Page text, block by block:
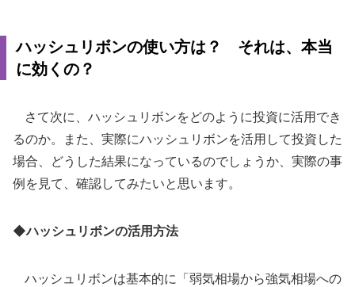
ハッシュリボンの使い方は？ それは、本当
に効くの？
さて次に、ハッシュリボンをどのように投資に活用でき
るのか。また、実際にハッシュリボンを活用して投資した
場合、どうした結果になっているのでしょうか、実際の事
例を見て、確認してみたいと思います。
◆ハッシュリボンの活用方法
ハッシュリボンは基本的に「弱気相場から強気相場への